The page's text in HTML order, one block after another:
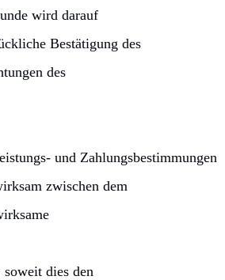
wird darauf
Bestätigung des
des
und Zahlungsbestimmungen
zwischen dem
soweit dies den